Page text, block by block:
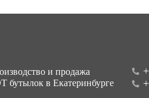
и продажа
бутылок в Екатеринбурге